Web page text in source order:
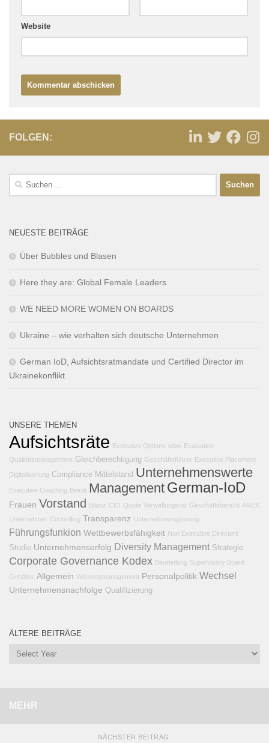
Website
FOLGEN:
NEUESTE BEITRÄGE
Über Bubbles und Blasen
Here they are: Global Female Leaders
WE NEED MORE WOMEN ON BOARDS
Ukraine – wie verhalten sich deutsche Unternehmen
German IoD, Aufsichtsratmandate und Certified Director im
Ukrainekonflikt
UNSERE THEMEN
Aufsichtsräte Executive Options wbw Evaluation
Qualitätsmanagement Gleichberechtigung Geschäftsführer Executive Placement
Digitalisierung Compliance Mittelstand Unternehmenswerte
Executive Coaching Beirat Management German-IoD
Frauen Vorstand Bilanz CIO Quote Verwaltungsrat Geschäftsbericht AREX
Unternehmer Controlling Transparenz Unternehmensplanung
Führungsfunkion Wettbewerbsfähigkeit Non Executive Directors
Studie Unternehmenserfolg Diversity Management Strategie
Corporate Governance Kodex Beurteilung Supervisory Board
Gehälter Allgemein Wissensmanagement Personalpolitik Wechsel
Unternehmensnachfolge Qualifizierung
ÄLTERE BEITRÄGE
MEHR
NÄCHSTER BEITRAG